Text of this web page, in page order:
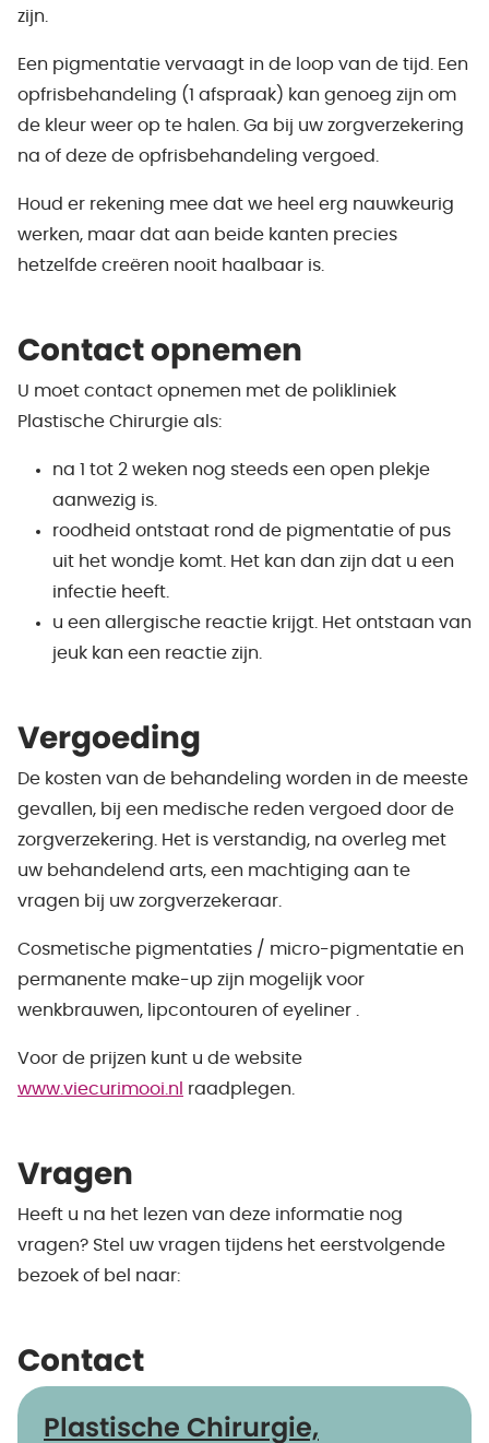
zijn.
Een pigmentatie vervaagt in de loop van de tijd. Een
opfrisbehandeling (1 afspraak) kan genoeg zijn om
de kleur weer op te halen. Ga bij uw zorgverzekering
na of deze de opfrisbehandeling vergoed.
Houd er rekening mee dat we heel erg nauwkeurig
werken, maar dat aan beide kanten precies
hetzelfde creëren nooit haalbaar is.
Contact opnemen
U moet contact opnemen met de polikliniek
Plastische Chirurgie als:
na 1 tot 2 weken nog steeds een open plekje
aanwezig is.
roodheid ontstaat rond de pigmentatie of pus
uit het wondje komt. Het kan dan zijn dat u een
infectie heeft.
u een allergische reactie krijgt. Het ontstaan van
jeuk kan een reactie zijn.
Vergoeding
De kosten van de behandeling worden in de meeste
gevallen, bij een medische reden vergoed door de
zorgverzekering. Het is verstandig, na overleg met
uw behandelend arts, een machtiging aan te
vragen bij uw zorgverzekeraar.
Cosmetische pigmentaties / micro-pigmentatie en
permanente make-up zijn mogelijk voor
wenkbrauwen, lipcontouren of eyeliner .
Voor de prijzen kunt u de website
www.viecurimooi.nl
raadplegen.
Vragen
Heeft u na het lezen van deze informatie nog
vragen? Stel uw vragen tijdens het eerstvolgende
bezoek of bel naar:
Contact
Plastische Chirurgie,